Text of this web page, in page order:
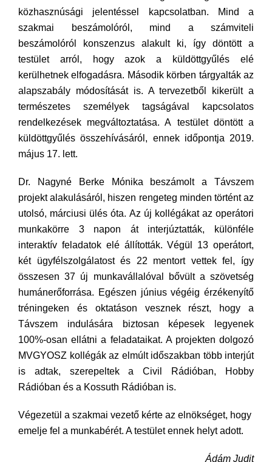
közhasznúsági jelentéssel kapcsolatban. Mind a
szakmai beszámolóról, mind a számviteli
beszámolóról konszenzus alakult ki, így döntött a
testület arról, hogy azok a küldöttgyűlés elé
kerülhetnek elfogadásra. Második körben tárgyalták az
alapszabály módosítását is. A tervezetből kikerült a
természetes személyek tagságával kapcsolatos
rendelkezések megváltoztatása. A testület döntött a
küldöttgyűlés összehívásáról, ennek időpontja 2019.
május 17. lett.
Dr. Nagyné Berke Mónika beszámolt a Távszem
projekt alakulásáról, hiszen rengeteg minden történt az
utolsó, márciusi ülés óta. Az új kollégákat az operátori
munkakörre 3 napon át interjúztatták, különféle
interaktív feladatok elé állították. Végül 13 operátort,
két ügyfélszolgálatost és 22 mentort vettek fel, így
összesen 37 új munkavállalóval bővült a szövetség
humánerőforrása. Egészen június végéig érzékenyítő
tréningeken és oktatáson vesznek részt, hogy a
Távszem indulására biztosan képesek legyenek
100%-osan ellátni a feladataikat. A projekten dolgozó
MVGYOSZ kollégák az elmúlt időszakban több interjút
is adtak, szerepeltek a Civil Rádióban, Hobby
Rádióban és a Kossuth Rádióban is.
Végezetül a szakmai vezető kérte az elnökséget, hogy
emelje fel a munkabérét. A testület ennek helyt adott.
Ádám Judit